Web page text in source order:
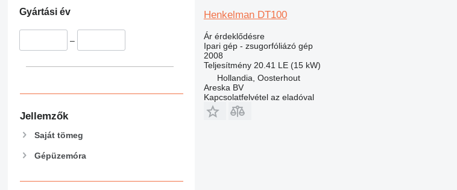
Gyártási év
–
Jellemzők
Saját tömeg
Gépüzemóra
Henkelman DT100
Ár érdeklődésre
Ipari gép - zsugorfóliázó gép
2008
Teljesítmény 20.41 LE (15 kW)
Hollandia, Oosterhout
Areska BV
Kapcsolatfelvétel az eladóval